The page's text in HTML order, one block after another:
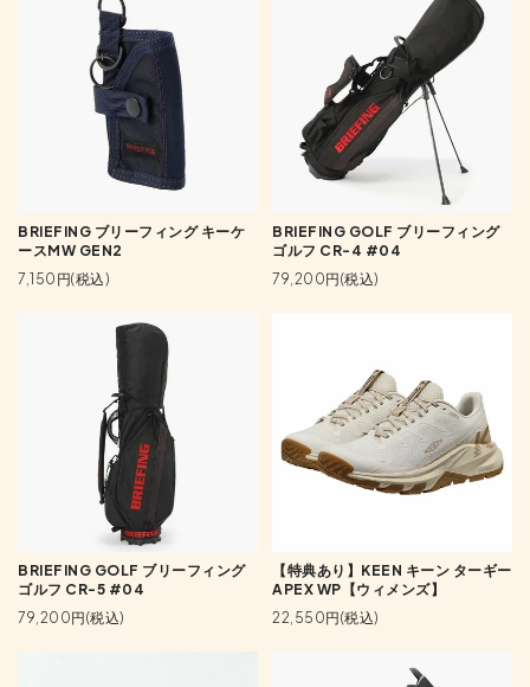
BRIEFING ブリーフィング キーケ
ースMW GEN2
7,150円(税込)
BRIEFING GOLF ブリーフィング
ゴルフ CR-4 #04
79,200円(税込)
BRIEFING GOLF ブリーフィング
ゴルフ CR-5 #04
79,200円(税込)
【特典あり】KEEN キーン ターギー
APEX WP【ウィメンズ】
22,550円(税込)